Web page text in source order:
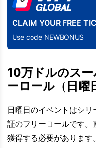
CLAIM YOUR FREE
Use code NEWBONUS
10万ドルのス
ーロール（日曜
日曜日のイベントはシ
証のフリーロールです。
獲得する必要があります。